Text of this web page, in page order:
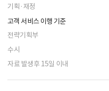
기획·재정
고객 서비스 이행 기준
전략기획부
수시
자료 발생후 15일 이내